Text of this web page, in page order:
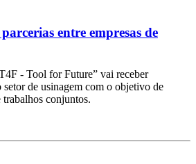
entre empresas de
- Tool for Future” vai receber
setor de usinagem com o objetivo de
conjuntos.